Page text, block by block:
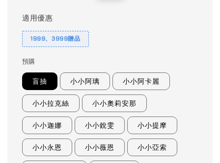
適用優惠
1999、3999贈品
預購
盲抽 小小阿璃 小小阿卡麗
小小拉克絲 小小奧莉安那
小小迦娜 小小銳雯 小小提摩
小小永恩 小小薇恩 小小亞索